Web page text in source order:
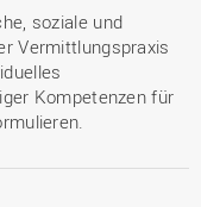
soziale und
Vermittlungspraxis
Kompetenzen für